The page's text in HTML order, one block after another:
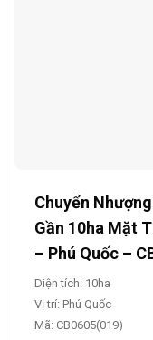
Chuyển
Gần 10ha Mặt
– Phú Quốc –
Diện tích: 10ha
Vị trí: Phú Quốc
Mã: CB0605(019)